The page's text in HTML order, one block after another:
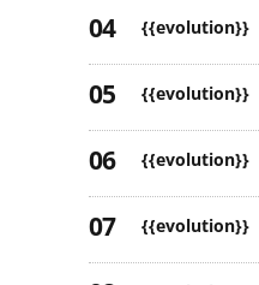
{{evolution}}
{{evolution}}
{{evolution}}
{{evolution}}